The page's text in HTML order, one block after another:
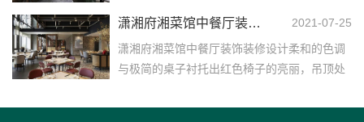
的景色，光线也成...……
潇湘府湘菜馆中餐厅装饰装修设计
2021-07-25
潇湘府湘菜馆中餐厅装饰装修设计柔和的色调
与极简的桌子衬托出红色椅子的亮丽，吊顶处
流星落下来的感觉...……